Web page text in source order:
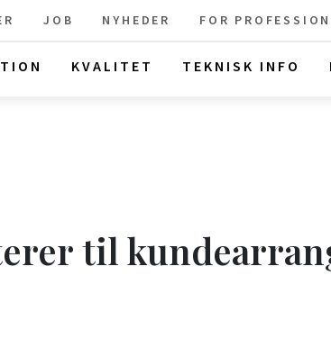
KVALITET TEKNISK INFO
JOB NYHEDER FOR
til